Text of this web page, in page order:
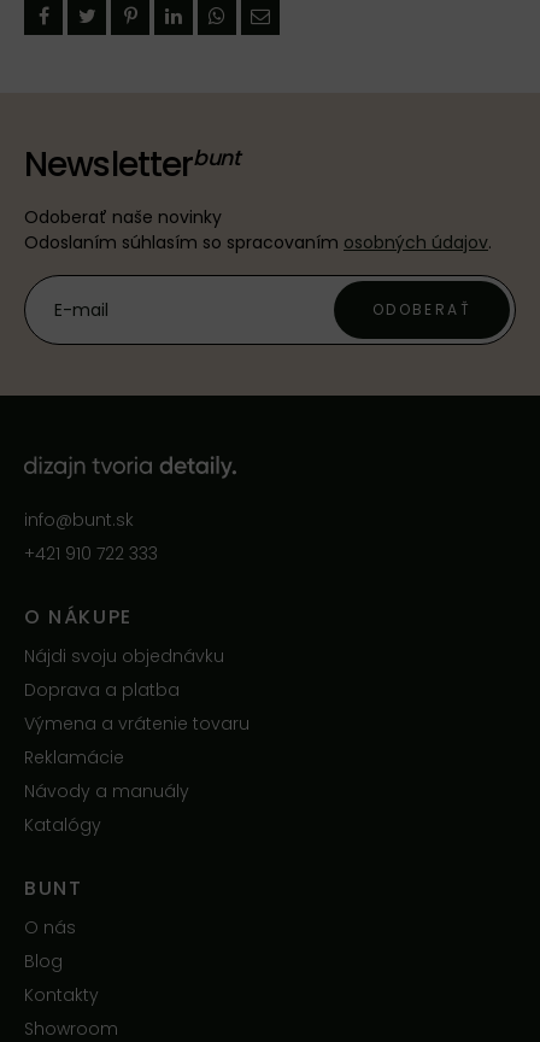
Facebook
TwitterPinterest
LinkedInWhatsApp
E-
mail
Newsletter
Odoberať naše novinky
Odoslaním súhlasím so spracovaním osobných údajov.
ODOBERAŤ
info@bunt.sk
+421 910 722 333
O NÁKUPE
Nájdi svoju objednávku
Doprava a platba
Výmena a vrátenie tovaru
Reklamácie
Návody a manuály
Katalógy
BUNT
O nás
Blog
Kontakty
Showroom